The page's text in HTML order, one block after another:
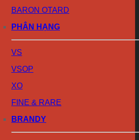
BARON OTARD
PHÂN HẠNG
VS
VSOP
XO
FINE & RARE
BRANDY